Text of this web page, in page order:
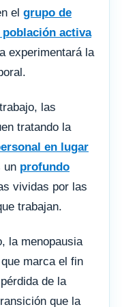
el grupo de
activa
experimentará la
las
tratando la
en lugar
un profundo
vividas por las
trabajan.
la menopausia
marca el fin
de la
que la